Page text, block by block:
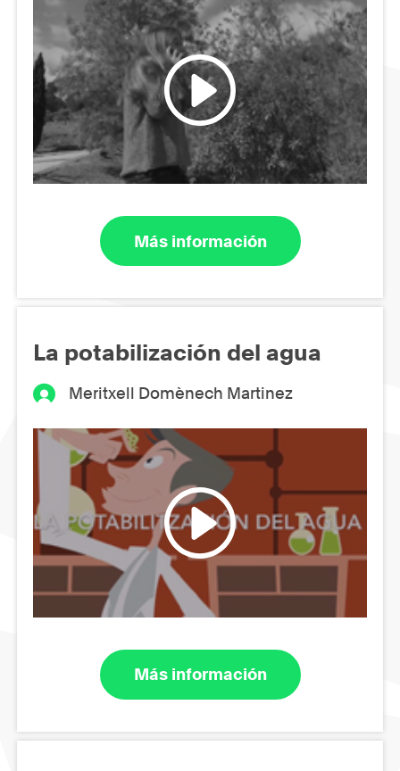
Más información
La potabilización del agua
Meritxell Domènech Martinez
Más información